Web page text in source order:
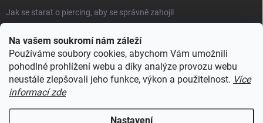
Na vašem soukromí nám záleží
Používáme soubory cookies, abychom Vám umožnili
pohodlné prohlížení webu a díky analýze provozu webu
neustále zlepšovali jeho funkce, výkon a použitelnost. Více
informací zde
Nastavení
Jak se starat o piercing, aby se správně zahojil
Šperky a voda: co šperkům vadí nejvíc a proč